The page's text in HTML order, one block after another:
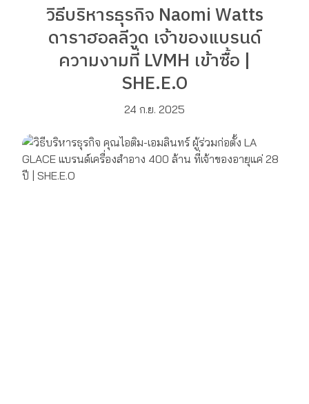
วิธีบริหารธุรกิจ Naomi Watts
ดาราฮอลลีวูด เจ้าของแบรนด์
ความงามที่ LVMH เข้าซื้อ |
SHE.E.O
24 ก.ย. 2025